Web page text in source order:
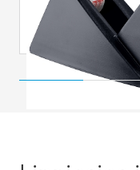
ECONOMY
su
tesafilm®
RECYCLED